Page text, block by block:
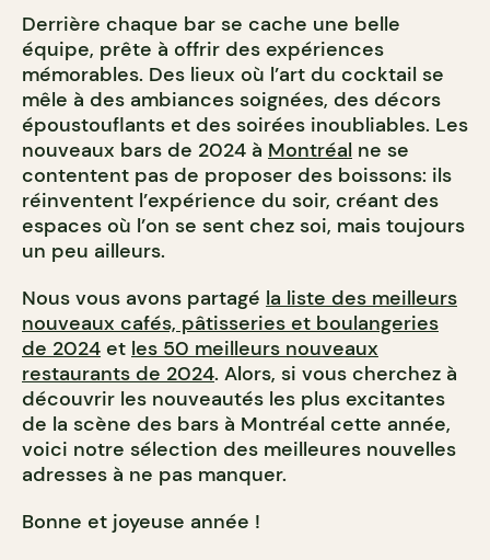
Derrière chaque bar se cache une belle
équipe, prête à offrir des expériences
mémorables. Des lieux où l’art du cocktail se
mêle à des ambiances soignées, des décors
époustouflants et des soirées inoubliables. Les
nouveaux bars de 2024 à Montréal ne se
contentent pas de proposer des boissons: ils
réinventent l’expérience du soir, créant des
espaces où l’on se sent chez soi, mais toujours
un peu ailleurs.
Nous vous avons partagé la liste des meilleurs
nouveaux cafés, pâtisseries et boulangeries
de 2024 et les 50 meilleurs nouveaux
restaurants de 2024. Alors, si vous cherchez à
découvrir les nouveautés les plus excitantes
de la scène des bars à Montréal cette année,
voici notre sélection des meilleures nouvelles
adresses à ne pas manquer.
Bonne et joyeuse année !